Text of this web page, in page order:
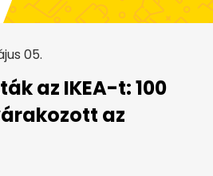
05.
az IKEA-t: 100
az